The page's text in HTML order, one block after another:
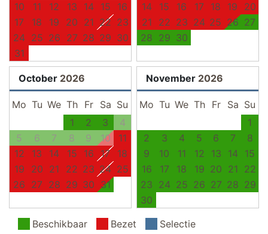
10
11 12 13 14 15
16
17
18 19 20 21 22 23
24 25 26 27 28 29 30
31
14
15 16 17 18 19
20
21
22 23 24 25 26 27
28 29 30
October 2026
Mo Tu We Th Fr Sa Su
1
2 3
4
5
6 7 8 9 10
11
12
13 14 15 16 17
18
19
20 21 22 23 24 25
26 27 28 29 30 31
November 2026
Mo Tu We Th Fr Sa Su
1
2
3 4 5 6 7
8
9
10 11 12 13 14
15
16
17 18 19 20 21
22
23 24 25 26 27 28 29
30
Beschikbaar
Bezet Selectie